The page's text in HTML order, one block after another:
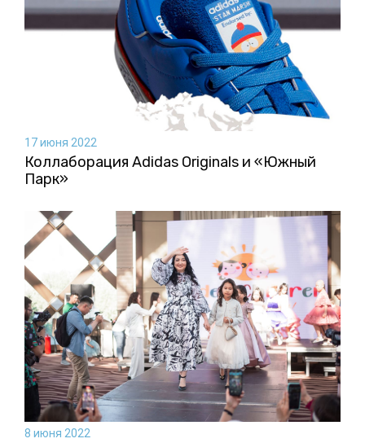
17 июня 2022
Коллаборация Аdidas Originals и «Южный
Парк»
8 июня 2022